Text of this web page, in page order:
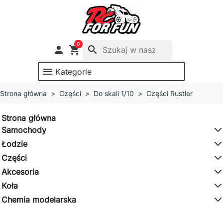
 shopping_cart
0
search
menu Kategorie
Strona główna Części Do skali 1/10 Części Rustler
Strona główna
Samochody
Łodzie
Części
Akcesoria
Koła
Chemia modelarska